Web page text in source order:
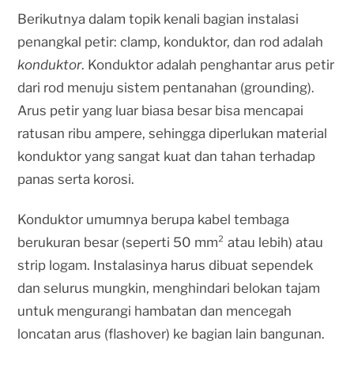
Berikutnya dalam topik kenali bagian instalasi
penangkal petir: clamp, konduktor, dan rod adalah
konduktor. Konduktor adalah penghantar arus petir
dari rod menuju sistem pentanahan (grounding).
Arus petir yang luar biasa besar bisa mencapai
ratusan ribu ampere, sehingga diperlukan material
konduktor yang sangat kuat dan tahan terhadap
panas serta korosi.
Konduktor umumnya berupa kabel tembaga
berukuran besar (seperti 50 mm² atau lebih) atau
strip logam. Instalasinya harus dibuat sependek
dan selurus mungkin, menghindari belokan tajam
untuk mengurangi hambatan dan mencegah
loncatan arus (flashover) ke bagian lain bangunan.